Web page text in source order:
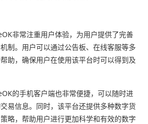
非常注重用户体验，为用户提供了完善
制。用户可以通过公告板、在线客服等多
助，确保用户在使用该平台时可以得到及
的手机客户端也非常便捷，可以随时进
易信息。同时，该平台还提供多种数字货
略，帮助用户进行更加科学和有效的数字